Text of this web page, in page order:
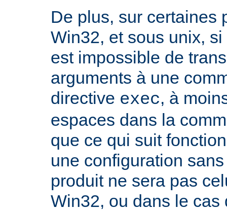
De plus, sur certaines
Win32, et sous unix,
est impossible de
arguments à une
directive exec, à
espaces dans la
que ce qui suit
une configuration
produit ne sera pas
Win32, ou dans le cas